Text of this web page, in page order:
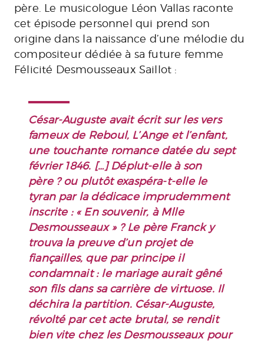
père. Le musicologue Léon Vallas raconte
cet épisode personnel qui prend son
origine dans la naissance d’une mélodie du
compositeur dédiée à sa future femme
Félicité Desmousseaux Saillot :
César-Auguste avait écrit sur les vers
fameux de Reboul, L’Ange et l’enfant,
une touchante romance datée du sept
février 1846. […] Déplut-elle à son
père ? ou plutôt exaspéra-t-elle le
tyran par la dédicace imprudemment
inscrite : « En souvenir, à Mlle
Desmousseaux » ? Le père Franck y
trouva la preuve d’un projet de
fiançailles, que par principe il
condamnait : le mariage aurait gêné
son fils dans sa carrière de virtuose. Il
déchira la partition. César-Auguste,
révolté par cet acte brutal, se rendit
bien vite chez les Desmousseaux pour